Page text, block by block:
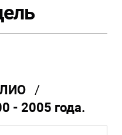
/
- 2005 года.